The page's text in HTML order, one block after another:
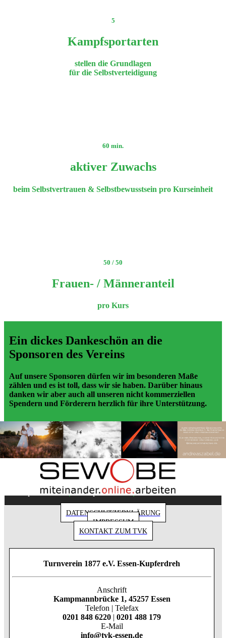
5
Kampfsportarten
stellen die Grundlagen
für die Selbstverteidigung
60 min.
aktiver Zuwachs
beim Selbstvertrauen & Selbstbewusstsein pro Kurseinheit
50 / 50
Frauen- / Männeranteil
pro Kurs
Ein dickes Dankeschön an die
Sponsoren des Vereins
Auf unsere Sponsoren dürfen wir im besonderen Maße
zählen und es ist toll, dass wir sie haben. Darüber hinaus
danken wir aber auch all unseren nicht kommerziellen
Spendern und Förderern herzlich für ihre Unterstützung.
Copyright 2018 - Turnverein 1877 e.V. Essen-
Kupferdreh
| Impressum | Datenschutz
DATENSCHUTZERKLÄRUNG
IMPRESSUM
KONTAKT ZUM TVK
Turnverein 1877 e.V. Essen-Kupferdreh
Anschrift
Kampmannbrücke 1, 45257 Essen
Telefon | Telefax
0201 848 6220 | 0201 488 179
E-Mail
info@tvk-essen.de